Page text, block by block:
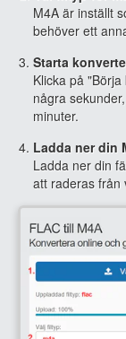
M4A är inställt
behöver ett
Starta
Klicka på
några
minuter.
Ladda ner din
Ladda ner din
att raderas från